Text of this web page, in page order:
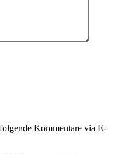
Kommentare via E-